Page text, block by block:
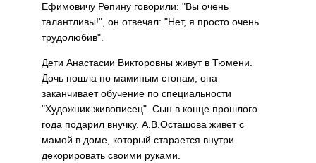
Ефимовичу Репину говорили: "Вы очень
талантливы!", он отвечал: "Нет, я просто очень
трудолюбив".
Дети Анастасии Викторовны живут в Тюмени.
Дочь пошла по маминым стопам, она
заканчивает обучение по специальности
"Художник-живописец". Сын в конце прошлого
года подарил внучку. А.В.Осташова живет с
мамой в доме, который старается внутри
декорировать своими руками.